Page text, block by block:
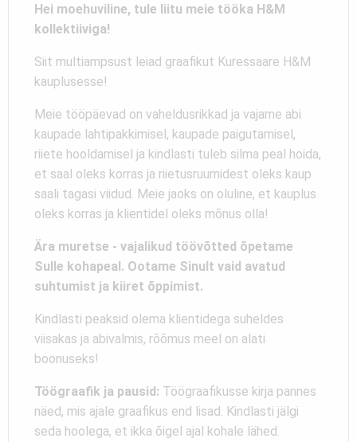
Hei moehuviline, tule liitu meie tööka H&M
kollektiiviga!
Siit multiampsust leiad graafikut Kuressaare H&M
kauplusesse!
Meie tööpäevad on vaheldusrikkad ja vajame abi
kaupade lahtipakkimisel, kaupade paigutamisel,
riiete hooldamisel ja kindlasti tuleb silma peal hoida,
et saal oleks korras ja riietusruumidest oleks kaup
saali tagasi viidud. Meie jaoks on oluline, et kauplus
oleks korras ja klientidel oleks mõnus olla!
Ära muretse - vajalikud töövõtted õpetame
Sulle kohapeal. Ootame Sinult vaid avatud
suhtumist ja kiiret õppimist.
Kindlasti peaksid olema klientidega suheldes
viisakas ja abivalmis, rõõmus meel on alati
boonuseks!
Töögraafik ja pausid: Töögraafikusse kirja pannes
näed, mis ajale graafikus end lisad. Kindlasti jälgi
seda hoolega, et ikka õigel ajal kohale lähed.